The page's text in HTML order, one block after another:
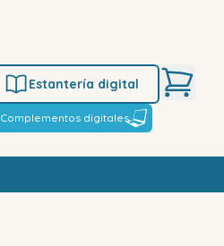
Estantería digital
Complementos digitales